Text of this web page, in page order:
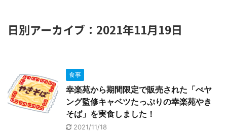
日別アーカイブ：2021年11月19日
食事
幸楽苑から期間限定で販売された「ぺヤ
ング監修キャベツたっぷりの幸楽苑やき
そば」を実食しました！
2021/11/18